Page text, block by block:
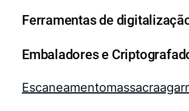
Ferramentas de
Embaladores e
Escaneamentomassacra